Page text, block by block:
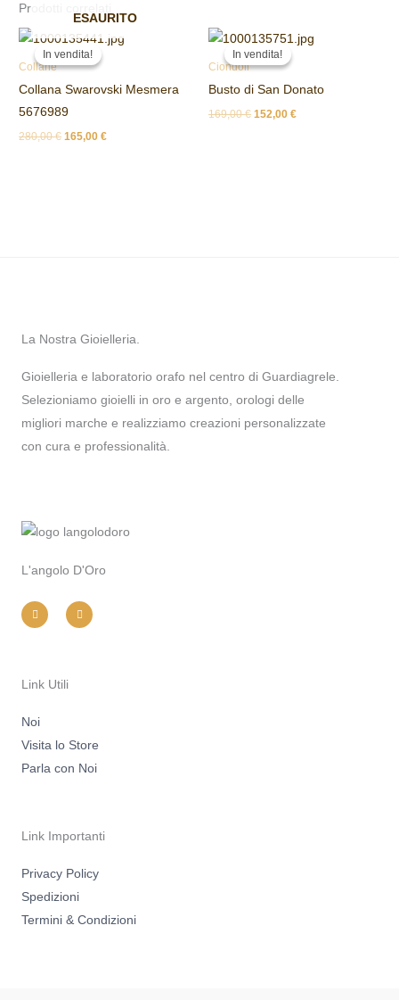
Prodotti correlati
In vendita!
ESAURITO
In vendita!
Collane
Collana Swarovski Mesmera
5676989
280,00€
Il
prezzo
originale
280,00 €.
165,00€
Il
prezzo
165,00 €.
In vendita!
In vendita!
Ciondoli
Busto di San Donato
169,00€
Il
prezzo
originale
169,00 €.
152,00 €
Il
prezzo
152,00 €.
La Nostra Gioielleria.
Gioielleria e laboratorio orafo nel centro di Guardiagrele.
Selezioniamo gioielli in oro e argento, orologi delle
migliori marche e realizziamo creazioni personalizzate
con cura e professionalità.
L'angolo D'Oro
s
t
m
c
e
Link Utili
Noi
Visita lo Store
Parla con Noi
Link Importanti
Privacy Policy
Spedizioni
Termini & Condizioni